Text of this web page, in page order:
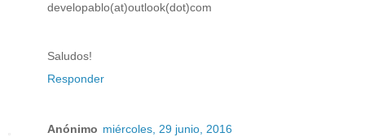
developablo(at)outlook(dot)com
Saludos!
Responder
Anónimo miércoles, 29 junio, 2016